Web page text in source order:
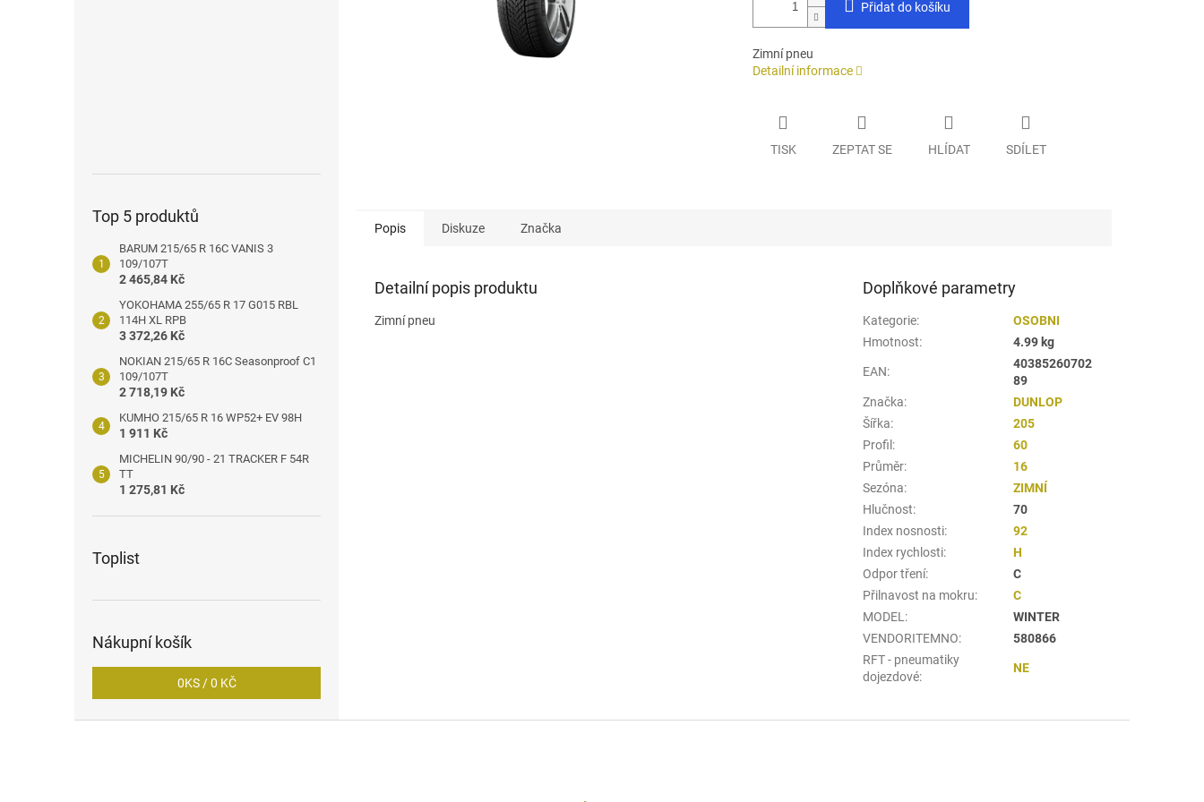
Top 5 produktů
BARUM 215/65 R 16C VANIS 3
109/107T
2 465,84 Kč
YOKOHAMA 255/65 R 17 G015 RBL
114H XL RPB
3 372,26 Kč
NOKIAN 215/65 R 16C Seasonproof C1
109/107T
2 718,19 Kč
KUMHO 215/65 R 16 WP52+ EV 98H
1 911 Kč
MICHELIN 90/90 - 21 TRACKER F 54R
TT
1 275,81 Kč
Toplist
Nákupní košík
0KS /0 KČ
Přidat do košíku
Zimní pneu
Detailní informace
TISK ZEPTAT SE HLÍDAT SDÍLET
Popis Diskuze Značka
Detailní popis produktu
Zimní pneu
Doplňkové parametry
Kategorie:
OSOBNI
Hmotnost: 4.99 kg
EAN:
40385260702
89
Značka:
DUNLOP
Šířka:
205
Profil :
60
Průměr:
16
Sezóna:
ZIMNÍ
Hlučnost:
70
Index nosnosti:
92
Index rychlosti:
H
Odpor tření:
C
Přilnavost na mokru:
C
MODEL :
WINTER
VENDORITEMNO:
580866
RFT - pneumatiky
dojezdové:
NE